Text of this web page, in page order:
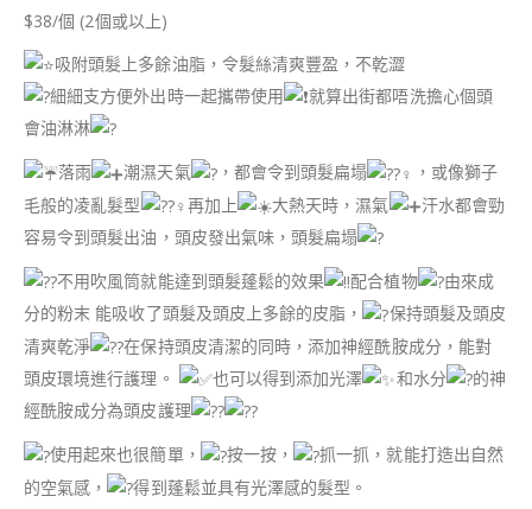
$38/個 (2個或以上)
吸附頭髮上多餘油脂，令髮絲清爽豐盈，不乾澀
細細支方便外出時一起攜帶使用
就算出街都唔洗擔心個頭
會油淋淋
落雨
潮濕天氣 ，都會令到頭髮扁塌
，或像獅子
毛般的凌亂髮型
再加上 大熱天時，濕氣
汗水都會勁
容易令到頭髮出油，頭皮發出氣味，頭髮扁塌
不用吹風筒就能達到頭髮蓬鬆的效果
配合植物
由來成
分的粉末 能吸收了頭髮及頭皮上多餘的皮脂，
保持頭髮及頭皮
清爽乾淨
在保持頭皮清潔的同時，添加神經酰胺成分，能對
頭皮環境進行護理。
也可以得到添加光澤 和水分
的神
經酰胺成分為頭皮護理
使用起來也很簡單，
按一按，
抓一抓，就能打造出自然
的空氣感，
得到蓬鬆並具有光澤感的髮型。